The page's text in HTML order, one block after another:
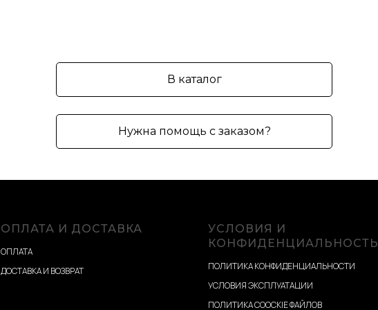
В каталог
Нужна помощь с заказом?
ОПЛАТА И ДОСТАВКА
ОПЛАТА
ДОСТАВКА И ВОЗВРАТ
УСЛОВИЯ И
КОНФИДЕНЦИАЛЬНОСТЬ
ПОЛИТИКА КОНФИДЕНЦИАЛЬНОСТИ
УСЛОВИЯ ЭКСПЛУАТАЦИИ
ПОЛИТИКА COOCKIE ФАЙЛОВ